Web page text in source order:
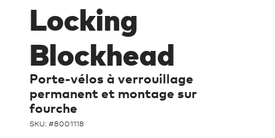
Locking
Blockhead
Porte-vélos à verrouillage
permanent et montage sur
fourche
SKU: #8001118